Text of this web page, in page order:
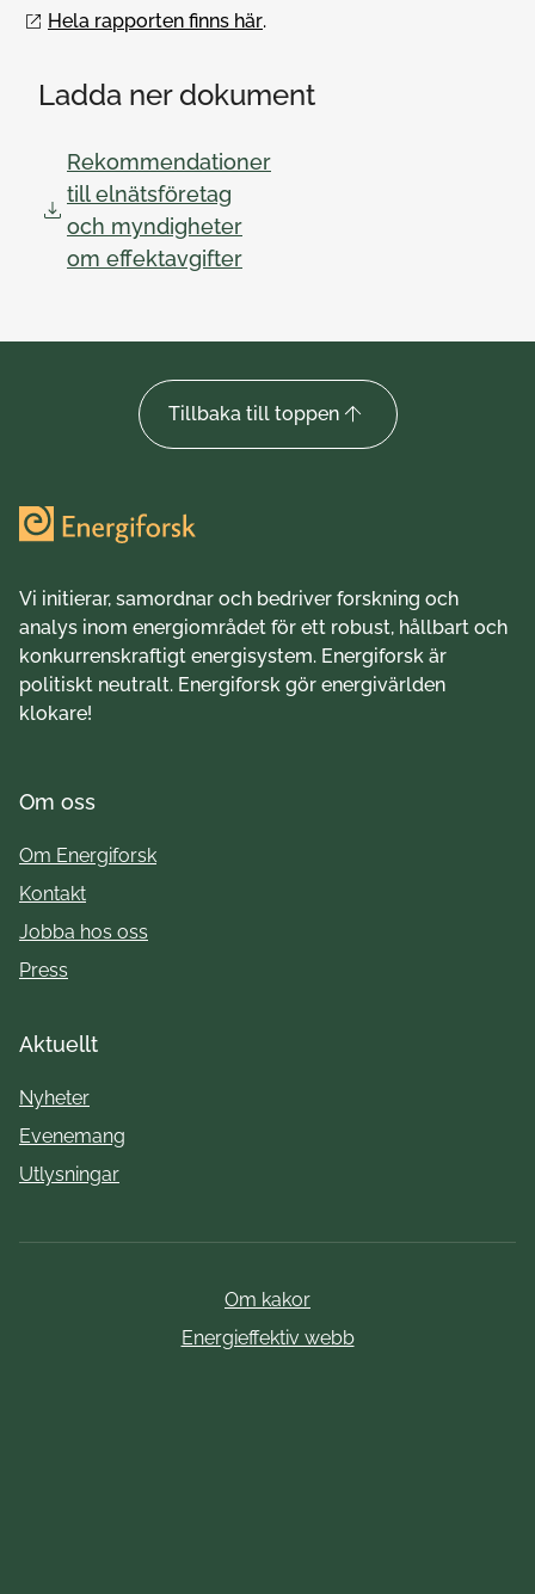
Hela rapporten finns här.
Ladda ner dokument
Rekommendationer
till elnätsföretag
och myndigheter
om effektavgifter
Tillbaka till toppen
Vi initierar, samordnar och bedriver forskning och
analys inom energiområdet för ett robust, hållbart och
konkurrenskraftigt energisystem. Energiforsk är
politiskt neutralt. Energiforsk gör energivärlden
klokare!
Om oss
Om Energiforsk
Kontakt
Jobba hos oss
Press
Aktuellt
Nyheter
Evenemang
Utlysningar
Om kakor
Energieffektiv webb